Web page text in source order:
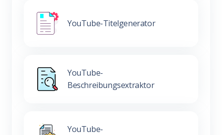
YouTube-Titelgenerator
YouTube-
Beschreibungsextraktor
YouTube-